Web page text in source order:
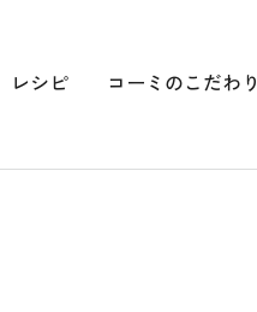
レシピ コーミのこだわり